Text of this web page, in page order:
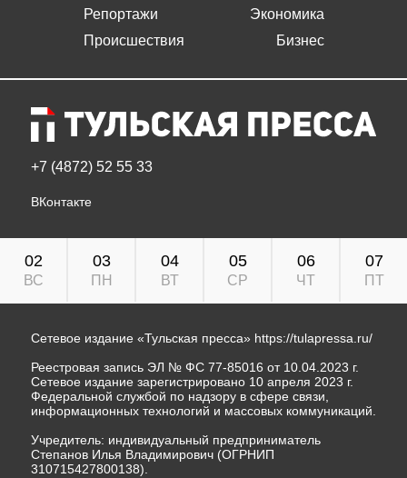
Репортажи
Происшествия
Экономика
Бизнес
+7 (4872) 52 55 33
ВКонтакте
02
ВС
03
ПН
04
ВТ
05
СР
06
ЧТ
07
ПТ
Сетевое издание «Тульская пресса» https://tulapressa.ru/
Реестровая запись ЭЛ № ФС 77-85016 от 10.04.2023 г.
Сетевое издание зарегистрировано 10 апреля 2023 г.
Федеральной службой по надзору в сфере связи,
информационных технологий и массовых коммуникаций.
Учредитель: индивидуальный предприниматель
Степанов Илья Владимирович (ОГРНИП
310715427800138).